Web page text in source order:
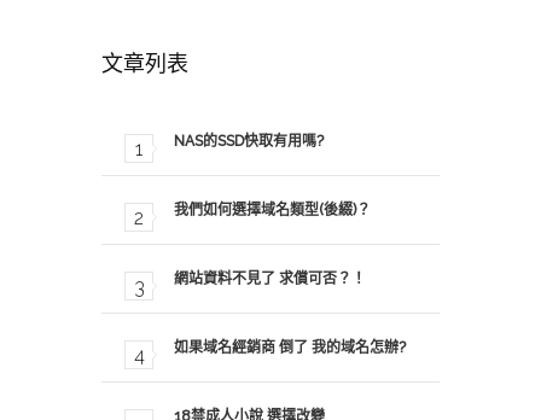
文章列表
NAS的SSD快取有用嗎?
我們如何選擇域名類型(後綴)？
網站資料不見了 求償可否？！
如果域名經銷商 倒了 我的域名怎辦?
18禁成人小說 選擇改變